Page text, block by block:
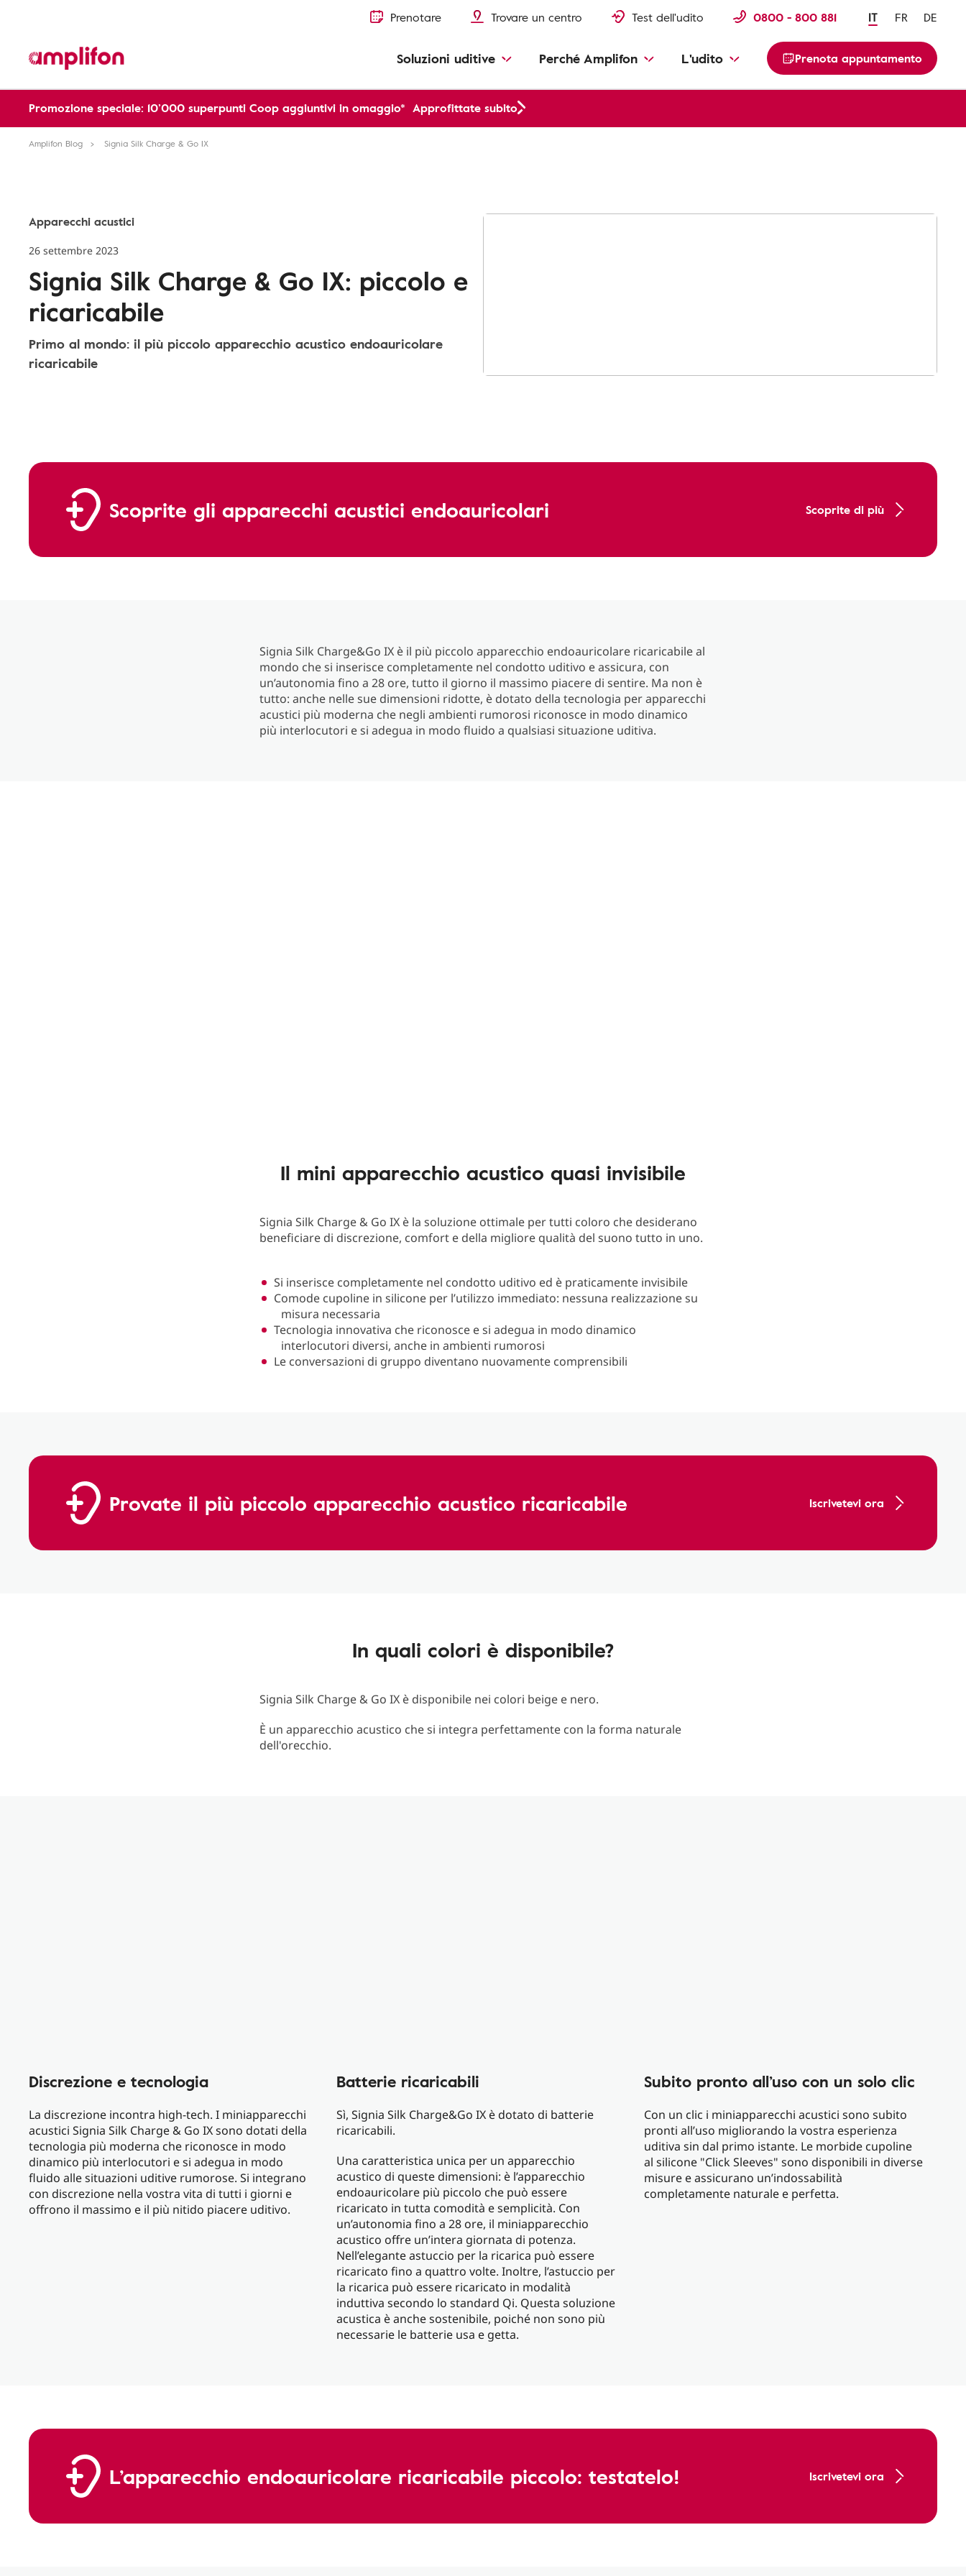
Prenotare Trovare un centro Test dell'udito 0800 - 800 881 IT FR DE
Soluzioni uditive Perché Amplifon L'udito Prenota appuntamento
Promozione speciale: 10’000 superpunti Coop aggiuntivi in omaggio* Approfittate subito
Amplifon Blog Signia Silk Charge & Go IX
Apparecchi acustici
26 settembre 2023
Signia Silk Charge & Go IX: piccolo e
ricaricabile
Primo al mondo: il più piccolo apparecchio acustico endoauricolare
ricaricabile
Scoprite gli apparecchi acustici endoauricolari Scoprite di più
Signia Silk Charge&Go IX è il più piccolo apparecchio endoauricolare ricaricabile al
mondo che si inserisce completamente nel condotto uditivo e assicura, con
un’autonomia fino a 28 ore, tutto il giorno il massimo piacere di sentire. Ma non è
tutto: anche nelle sue dimensioni ridotte, è dotato della tecnologia per apparecchi
acustici più moderna che negli ambienti rumorosi riconosce in modo dinamico
più interlocutori e si adegua in modo fluido a qualsiasi situazione uditiva.
Il mini apparecchio acustico quasi invisibile
Signia Silk Charge & Go IX è la soluzione ottimale per tutti coloro che desiderano
beneficiare di discrezione, comfort e della migliore qualità del suono tutto in uno.
Si inserisce completamente nel condotto uditivo ed è praticamente invisibile
Comode cupoline in silicone per l’utilizzo immediato: nessuna realizzazione su
misura necessaria
Tecnologia innovativa che riconosce e si adegua in modo dinamico
interlocutori diversi, anche in ambienti rumorosi
Le conversazioni di gruppo diventano nuovamente comprensibili
Provate il più piccolo apparecchio acustico ricaricabile Iscrivetevi ora
In quali colori è disponibile?
Signia Silk Charge & Go IX è disponibile nei colori beige e nero.
È un apparecchio acustico che si integra perfettamente con la forma naturale
dell'orecchio.
Discrezione e tecnologia
La discrezione incontra high-tech. I miniapparecchi
acustici Signia Silk Charge & Go IX sono dotati della
tecnologia più moderna che riconosce in modo
dinamico più interlocutori e si adegua in modo
fluido alle situazioni uditive rumorose. Si integrano
con discrezione nella vostra vita di tutti i giorni e
offrono il massimo e il più nitido piacere uditivo.
Batterie ricaricabili
Sì, Signia Silk Charge&Go IX è dotato di batterie
ricaricabili.
Una caratteristica unica per un apparecchio
acustico di queste dimensioni: è l’apparecchio
endoauricolare più piccolo che può essere
ricaricato in tutta comodità e semplicità. Con
un’autonomia fino a 28 ore, il miniapparecchio
acustico offre un’intera giornata di potenza.
Nell’elegante astuccio per la ricarica può essere
ricaricato fino a quattro volte. Inoltre, l’astuccio per
la ricarica può essere ricaricato in modalità
induttiva secondo lo standard Qi. Questa soluzione
acustica è anche sostenibile, poiché non sono più
necessarie le batterie usa e getta.
Subito pronto all’uso con un solo clic
Con un clic i miniapparecchi acustici sono subito
pronti all’uso migliorando la vostra esperienza
uditiva sin dal primo istante. Le morbide cupoline
al silicone "Click Sleeves" sono disponibili in diverse
misure e assicurano un’indossabilità
completamente naturale e perfetta.
L’apparecchio endoauricolare ricaricabile piccolo: testatelo! Iscrivetevi ora